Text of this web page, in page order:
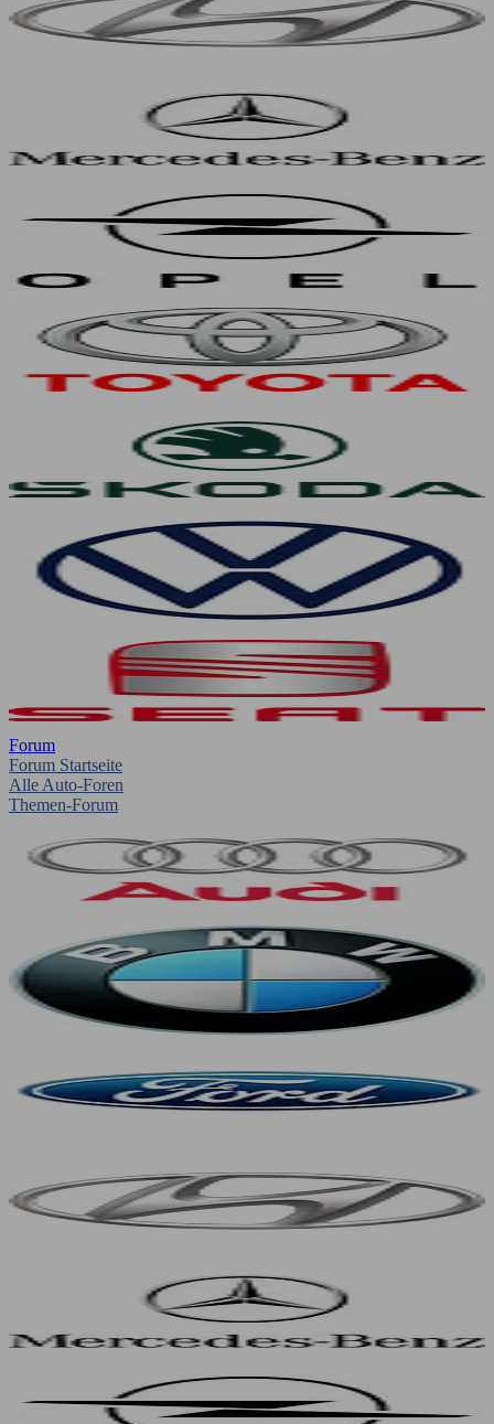
Forum
Forum Startseite
Alle Auto-Foren
Themen-Forum